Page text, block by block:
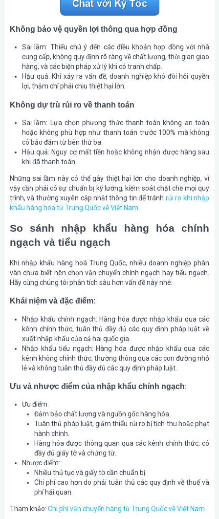
Không bảo vệ quyền lợi thông qua hợp đồng
Sai lầm: Thiếu chú ý đến các điều khoản hợp đồng với nhà
cung cấp, không quy định rõ ràng về chất lượng, thời gian giao
hàng, và các biện pháp xử lý khi có tranh chấp.
Hậu quả: Khi xảy ra vấn đề, doanh nghiệp khó đòi hỏi quyền
lợi, thậm chí phải chịu thiệt hại lớn.
Không dự trù rủi ro về thanh toán
Sai lầm: Lựa chọn phương thức thanh toán không an toàn
hoặc không phù hợp như thanh toán trước 100% mà không
có bảo đảm từ bên thứ ba.
Hậu quả: Nguy cơ mất tiền hoặc không nhận được hàng sau
khi đã thanh toán.
Những sai lầm này có thể gây thiệt hại lớn cho doanh nghiệp, vì
vậy cần phải có sự chuẩn bị kỹ lưỡng, kiểm soát chặt chẽ mọi quy
trình, và thường xuyên cập nhật thông tin để tránh rủi ro khi nhập
khẩu hàng hóa từ Trung Quốc về Việt Nam
So sánh nhập khẩu hàng hóa chính
ngạch và tiểu ngạch
Khi nhập khẩu hàng hoá Trung Quốc, nhiều doanh nghiệp phân
vân chưa biết nên chọn vận chuyển chính ngạch hay tiểu ngạch.
Hãy cùng chúng tôi phân tích sâu hơn vấn đề này nhé:
Khái niệm và đặc điểm:
Nhập khẩu chính ngạch: Hàng hóa được nhập khẩu qua các
kênh chính thức, tuân thủ đầy đủ các quy định pháp luật về
xuất nhập khẩu của cả hai quốc gia.
Nhập khẩu tiểu ngạch: Hàng hóa được nhập khẩu qua các
kênh không chính thức, thường thông qua các con đường nhỏ
lẻ và không tuân thủ đầy đủ các quy định pháp luật.
Ưu và nhược điểm của nhập khẩu chính ngạch:
Ưu điểm:
Đảm bảo chất lượng và nguồn gốc hàng hóa.
Tuân thủ pháp luật, giảm thiểu rủi ro bị tịch thu hoặc phạt
hành chính.
Hàng hóa được thông quan qua các kênh chính thức, có
đầy đủ giấy tờ và chứng từ.
Nhược điểm:
Nhiều thủ tục và giấy tờ cần chuẩn bị.
Chi phí cao hơn do phải tuân thủ các quy định về thuế và
phí hải quan.
Tham khảo: Chi phí vận chuyển hàng từ Trung Quốc về Việt Nam